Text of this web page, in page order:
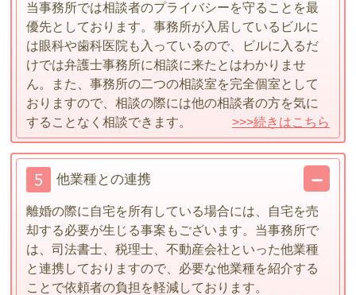
当事務所では相談者のプライバシーを守ることを最
優先としております。事務所が入居しているビルに
は眼科や歯科医院も入っているので、ビルに入るだ
けでは弁護士事務所に相談に来たとはわかりませ
ん。また、事務所の二つの相談室を完全個室として
おりますので、相談の際には他の相談者の方を気に
することなく相談できます。
>>>続きはこちら
他業種との連携
離婚の際に自宅を所有している場合には、自宅を売
却する必要が生じる事案もございます。当事務所で
は、司法書士、税理士、不動産会社といった他業種
と連携しておりますので、必要な他業種を紹介する
ことで依頼者の負担を軽減しております。